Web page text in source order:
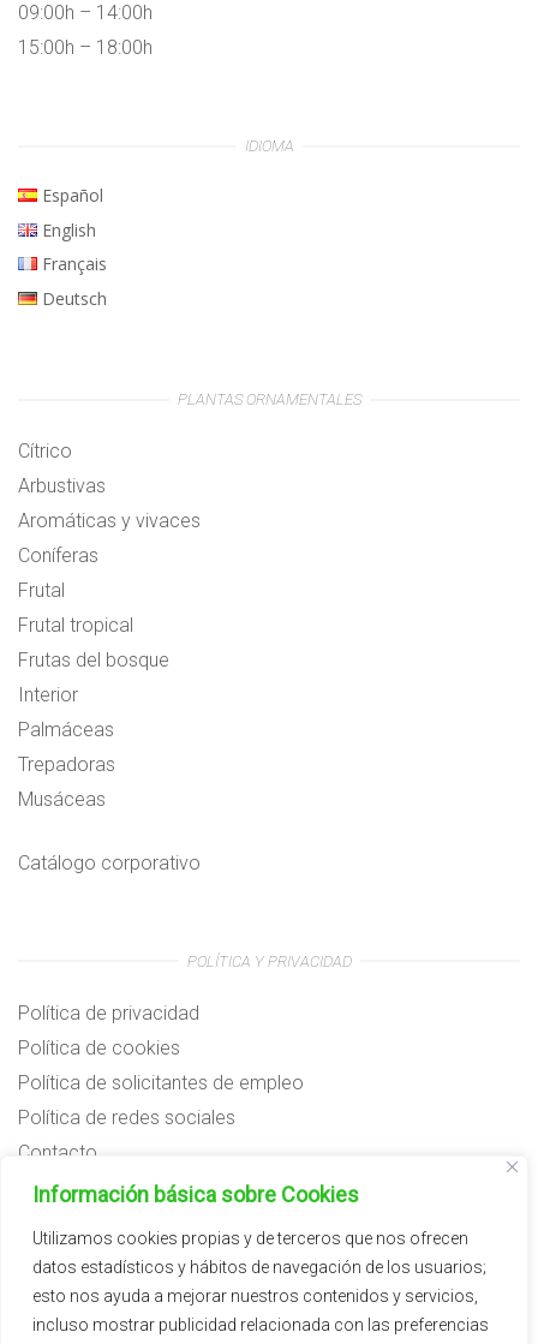
Información básica sobre Cookies
Utilizamos cookies propias y de terceros que nos ofrecen
datos estadísticos y hábitos de navegación de los usuarios;
esto nos ayuda a mejorar nuestros contenidos y servicios,
incluso mostrar publicidad relacionada con las preferencias
09:00h – 14:00h
15:00h – 18:00h
IDIOMA
Español
English
Français
Deutsch
PLANTAS ORNAMENTALES
Cítrico
Arbustivas
Aromáticas y vivaces
Coníferas
Frutal
Frutal tropical
Frutas del bosque
Interior
Palmáceas
Trepadoras
Musáceas
Catálogo corporativo
POLÍTICA Y PRIVACIDAD
Política de privacidad
Política de cookies
Política de solicitantes de empleo
Política de redes sociales
Contacto
Preguntas frecuentes
Subvenciones